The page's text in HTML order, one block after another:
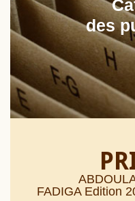
des
FADIGA Edition